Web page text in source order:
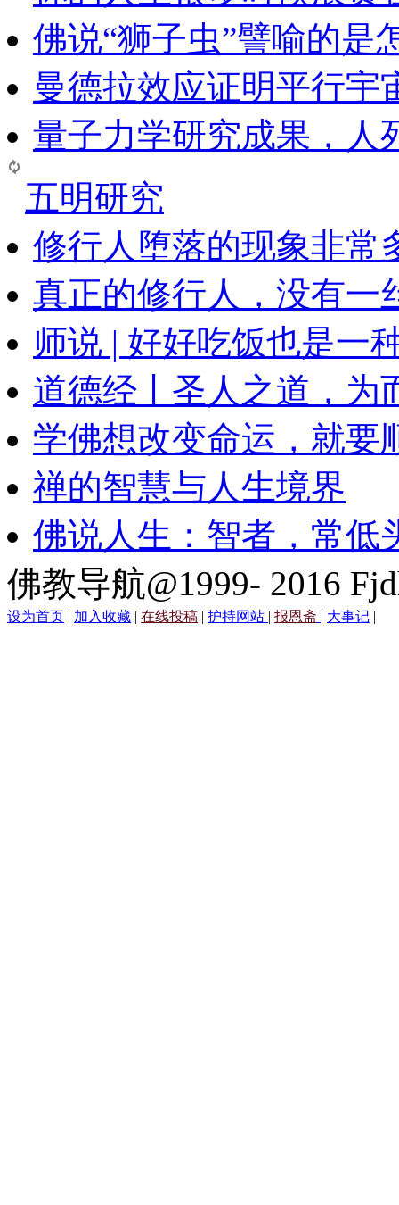
佛说“狮子虫”譬喻的是
曼德拉效应证明平行宇
量子力学研究成果，人
五明研究
修行人堕落的现象非常
真正的修行人，没有一
师说 | 好好吃饭也是一
道德经丨圣人之道，为
学佛想改变命运，就要
禅的智慧与人生境界
佛说人生：智者，常低
佛教导航@1999- 2016
设为首页 | 加入收藏 | 在线投稿 | 护持网站 | 报恩斋 | 大事记 |